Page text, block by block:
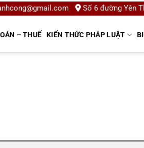
Số 6 đường Yên
– THUẾ KIẾN THỨC PHÁP LUẬT